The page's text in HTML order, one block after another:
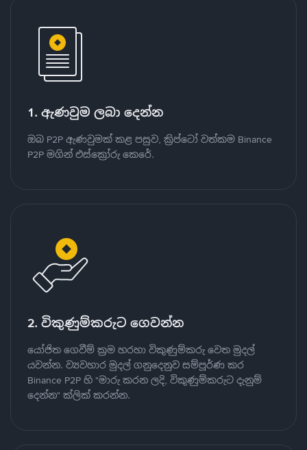
1. ඇණවුම ලබා දෙන්න
ඔබ P2P ඇණවුමක් කළ පසුව, ක්‍රිප්ටෝ වත්කම Binance
P2P මගින් එස්ක්‍රෝරු කෙරේ.
2. විකුණුම්කරුට ගෙවන්න
යෝජිත ගෙවීම් ක්‍රම හරහා විකුණුම්කරු වෙත මුදල්
යවන්න. ව්‍යවහාර මුදල් ගනුදෙනුව සම්පූර්ණ කර
Binance P2P හි "මාරු කරන ලදි, විකුණුම්කරුට දැනුම්
දෙන්න" ක්ලික් කරන්න.